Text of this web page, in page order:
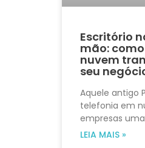
Escritório
mão:
nuvem
seu
Aquele antigo
telefonia em
empresas
LEIA MAIS »